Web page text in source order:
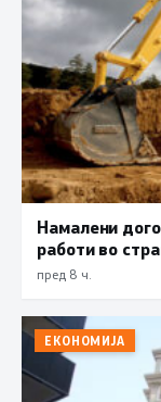
Намалени
работи во
пред 8 ч.
ЕКОНОМИЈА